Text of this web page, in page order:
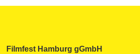
Filmfest Hamburg gGmbH